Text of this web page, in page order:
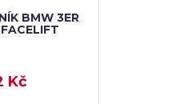
BMW 3ER
Kč